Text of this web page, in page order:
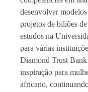
desenvolver
projetos de biliões
estudos na
para várias
Diamond Trust
inspiração para
africano,